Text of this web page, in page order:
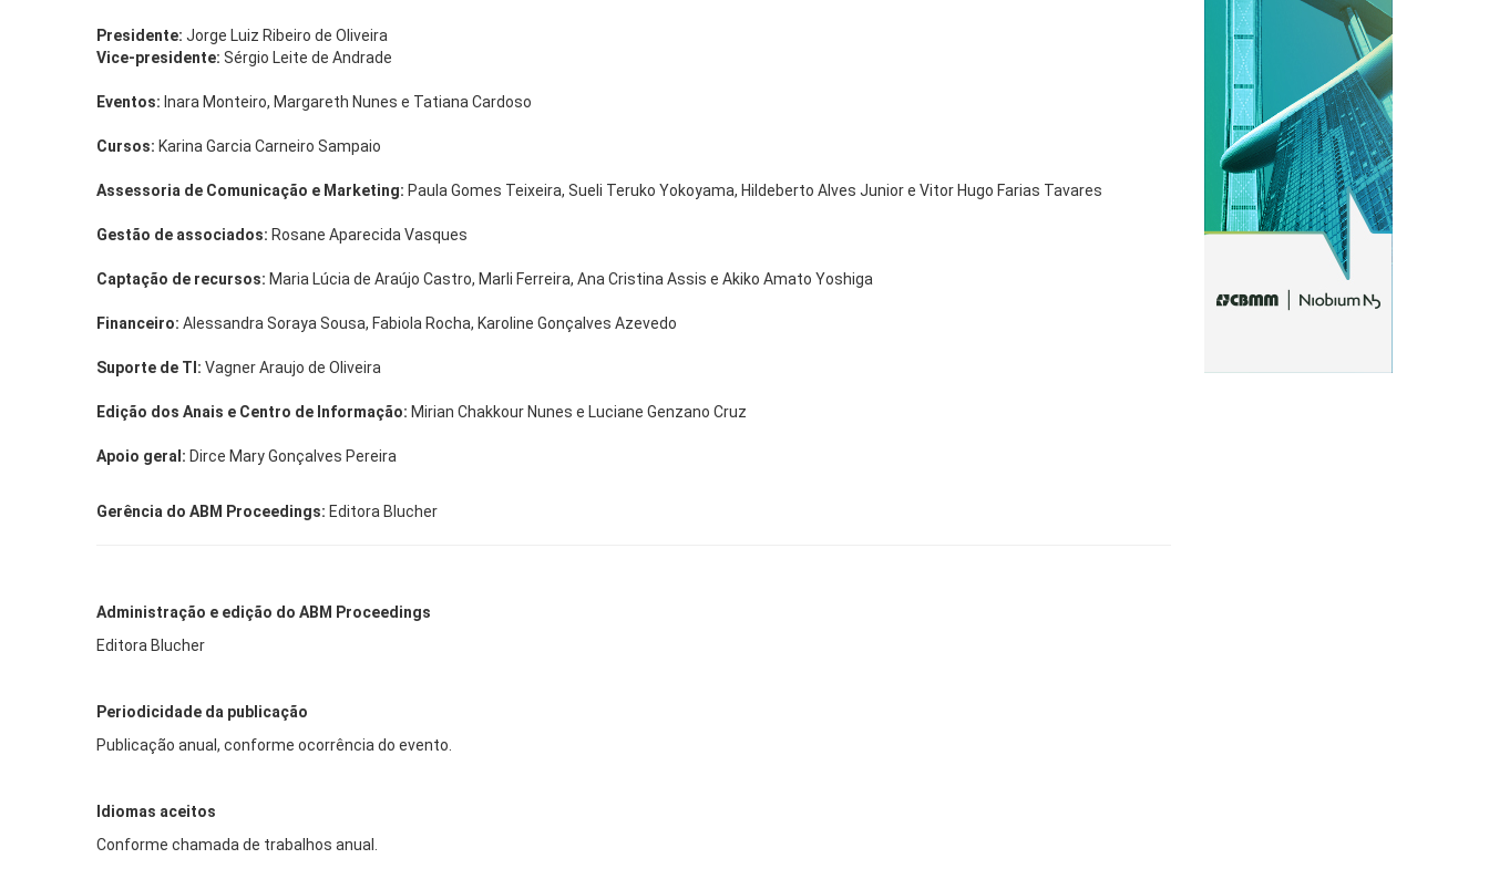
Presidente: Jorge Luiz Ribeiro de Oliveira
Vice-presidente: Sérgio Leite de Andrade
Eventos: Inara Monteiro, Margareth Nunes e Tatiana Cardoso
Cursos: Karina Garcia Carneiro Sampaio
Assessoria de Comunicação e Marketing: Paula Gomes Teixeira, Sueli Teruko Yokoyama, Hildeberto Alves Junior e Vitor Hugo Farias Tavares
Gestão de associados: Rosane Aparecida Vasques
Captação de recursos: Maria Lúcia de Araújo Castro, Marli Ferreira, Ana Cristina Assis e Akiko Amato Yoshiga
Financeiro: Alessandra Soraya Sousa, Fabiola Rocha, Karoline Gonçalves Azevedo
Suporte de TI: Vagner Araujo de Oliveira
Edição dos Anais e Centro de Informação: Mirian Chakkour Nunes e Luciane Genzano Cruz
Apoio geral: Dirce Mary Gonçalves Pereira
Gerência do ABM Proceedings: Editora Blucher
Administração e edição do ABM Proceedings
Editora Blucher
Periodicidade da publicação
Publicação anual, conforme ocorrência do evento.
Idiomas aceitos
Conforme chamada de trabalhos anual.